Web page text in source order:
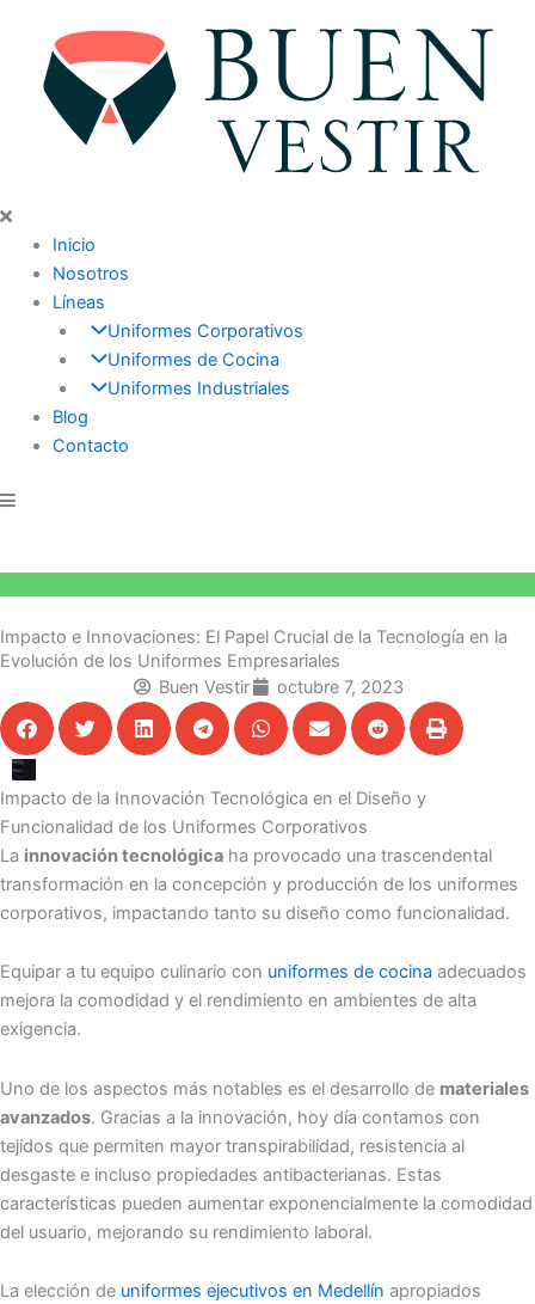
contenido
Inicio
Nosotros
Líneas
Uniformes Corporativos
Uniformes de Cocina
Uniformes Industriales
Blog
Contacto
Impacto e Innovaciones: El Papel Crucial de la Tecnología en la
Evolución de los Uniformes Empresariales
Buen Vestir
octubre 7, 2023
Impacto de la Innovación Tecnológica en el Diseño y
Funcionalidad de los Uniformes Corporativos
La innovación tecnológica ha provocado una trascendental
transformación en la concepción y producción de los uniformes
corporativos, impactando tanto su diseño como funcionalidad.
Equipar a tu equipo culinario con uniformes de cocina adecuados
mejora la comodidad y el rendimiento en ambientes de alta
exigencia.
Uno de los aspectos más notables es el desarrollo de materiales
avanzados. Gracias a la innovación, hoy día contamos con
tejidos que permiten mayor transpirabilidad, resistencia al
desgaste e incluso propiedades antibacterianas. Estas
características pueden aumentar exponencialmente la comodidad
del usuario, mejorando su rendimiento laboral.
La elección de uniformes ejecutivos en Medellín apropiados